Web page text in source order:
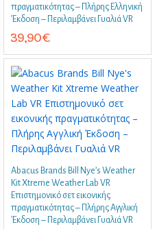
πραγματικότητας – Πλήρης Ελληνική
Έκδοση – Περιλαμβάνει Γυαλιά VR
39,90€
Abacus Brands Bill Nye’s Weather
Kit Xtreme Weather Lab VR
Επιστημονικό σετ εικονικής
πραγματικότητας – Πλήρης Αγγλική
Έκδοση – Περιλαμβάνει Γυαλιά VR